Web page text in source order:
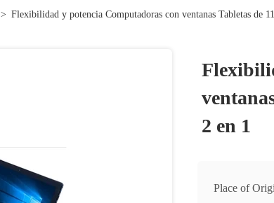
> Flexibilidad y potencia Computadoras con ventanas Tabletas de
2 en 1
Place of